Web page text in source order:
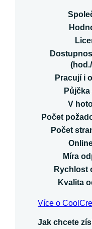
Pracují i
V
Počet
Počet
Míra
Rychlost
Kvalita
Více o
Jak chcete